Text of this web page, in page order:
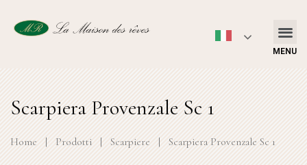
MENU
Scarpiera Provenzale Sc 1
Home | Prodotti | Scarpiere | Scarpiera Provenzale Sc 1